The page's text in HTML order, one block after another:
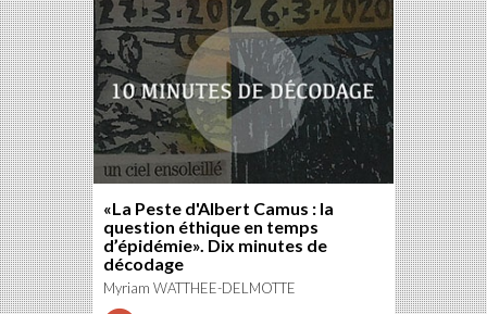
«La Peste d'Albert Camus : la
question éthique en temps
d’épidémie». Dix minutes de
décodage
Myriam WATTHEE-DELMOTTE